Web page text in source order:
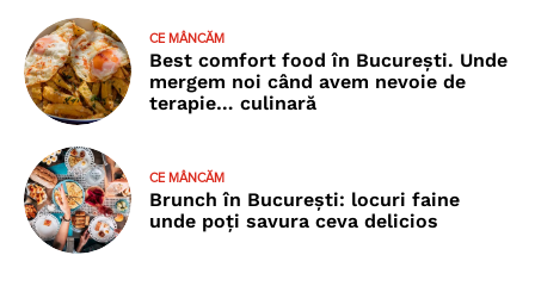
CE MÂNCĂM
Best comfort food în București. Unde
mergem noi când avem nevoie de
terapie… culinară
CE MÂNCĂM
Brunch în București: locuri faine
unde poţi savura ceva delicios